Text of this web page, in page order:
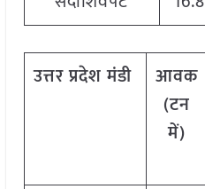
उत्तरप्रदेश मंडी
आवक
(टन
में)